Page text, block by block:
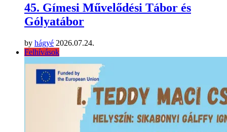
45. Gímesi Művelődési Tábor és
Gólyatábor
by hágyé 2026.07.24.
Felhívások